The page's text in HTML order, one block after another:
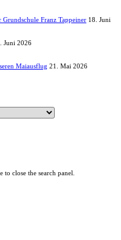
Grundschule Franz Tappeiner 18. Juni
Juni 2026
Maiausflug 21. Mai 2026
to close the search panel.